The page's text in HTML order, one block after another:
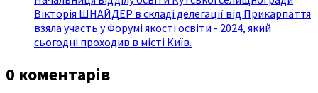
Вікторія ШНАЙДЕР в складі делегації від Прикарпаття
взяла участь у Форумі якості освіти - 2024, який
сьогодні проходив в місті Київ.
0 коментарів